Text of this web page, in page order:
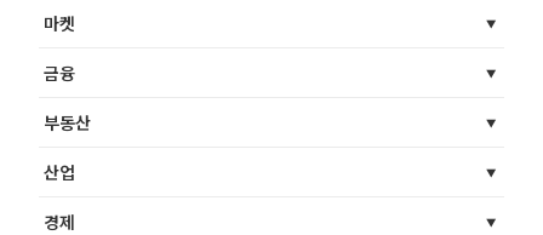
마켓
금융
부동산
산업
경제